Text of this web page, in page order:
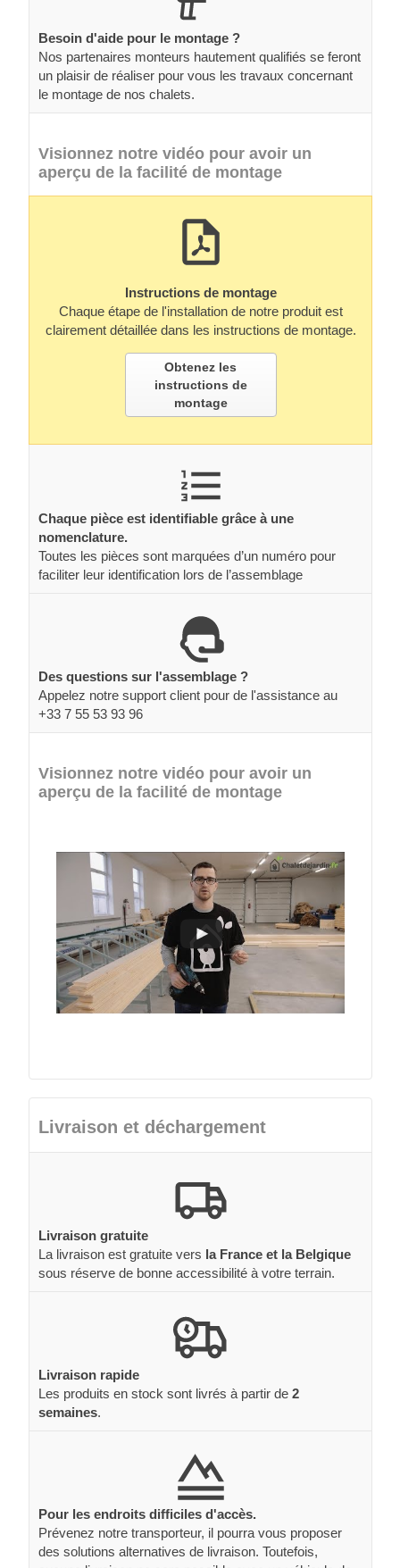
Besoin d'aide pour le montage ?
Nos partenaires monteurs hautement qualifiés se feront
un plaisir de réaliser pour vous les travaux concernant
le montage de nos chalets.
Visionnez notre vidéo pour avoir un
aperçu de la facilité de montage
Instructions de montage
Chaque étape de l'installation de notre produit est
clairement détaillée dans les instructions de montage.
Obtenez les
instructions de
montage
Chaque pièce est identifiable grâce à une
nomenclature.
Toutes les pièces sont marquées d’un numéro pour
faciliter leur identification lors de l’assemblage
Des questions sur l'assemblage ?
Appelez notre support client pour de l'assistance au
+33 7 55 53 93 96
Visionnez notre vidéo pour avoir un
aperçu de la facilité de montage
Livraison et déchargement
Livraison gratuite
La livraison est gratuite vers la France et la Belgique
sous réserve de bonne accessibilité à votre terrain.
Livraison rapide
Les produits en stock sont livrés à partir de 2
semaines.
Pour les endroits difficiles d'accès.
Prévenez notre transporteur, il pourra vous proposer
des solutions alternatives de livraison. Toutefois,